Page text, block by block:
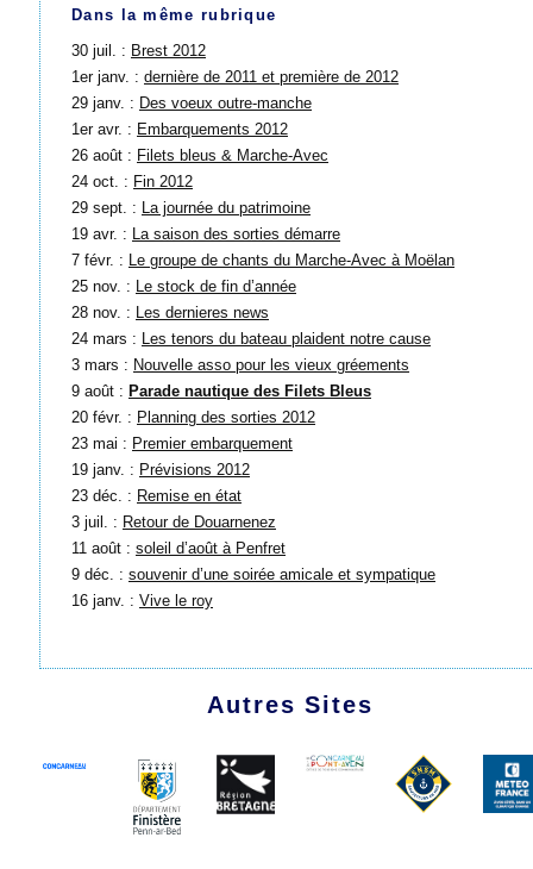
Dans la même rubrique
30 juil. : Brest 2012
1er janv. : dernière de 2011 et première de 2012
29 janv. : Des voeux outre-manche
1er avr. : Embarquements 2012
26 août : Filets bleus & Marche-Avec
24 oct. : Fin 2012
29 sept. : La journée du patrimoine
19 avr. : La saison des sorties démarre
7 févr. : Le groupe de chants du Marche-Avec à Moëlan
25 nov. : Le stock de fin d’année
28 nov. : Les dernieres news
24 mars : Les tenors du bateau plaident notre cause
3 mars : Nouvelle asso pour les vieux gréements
9 août : Parade nautique des Filets Bleus
20 févr. : Planning des sorties 2012
23 mai : Premier embarquement
19 janv. : Prévisions 2012
23 déc. : Remise en état
3 juil. : Retour de Douarnenez
11 août : soleil d’août à Penfret
9 déc. : souvenir d’une soirée amicale et sympatique
16 janv. : Vive le roy
Autres Sites